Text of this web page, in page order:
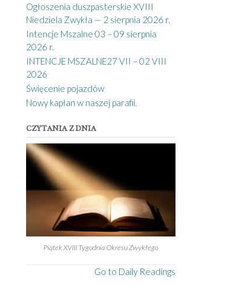
Ogłoszenia duszpasterskie XVIII
Niedziela Zwykła — 2 sierpnia 2026 r.
Intencje Mszalne 03 – 09 sierpnia
2026 r.
INTENCJE MSZALNE27 VII – 02 VIII
2026
Święcenie pojazdów
Nowy kapłan w naszej parafii.
CZYTANIA Z DNIA
Piątek XVIII Tygodnia Okresu Zwykłego
Go to Daily Readings